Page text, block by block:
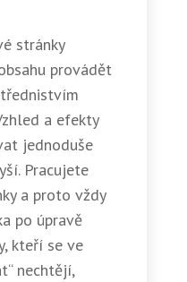
stránky
provádět
a efekty
jednoduše
Pracujete
a proto vždy
po úpravě
kteří se ve
nechtějí,